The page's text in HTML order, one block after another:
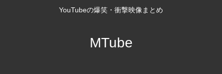
YouTubeの爆笑・衝撃映像まとめ
MTube